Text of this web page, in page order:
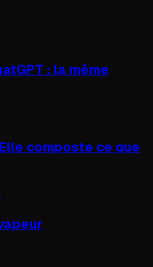
: la même
composte ce que